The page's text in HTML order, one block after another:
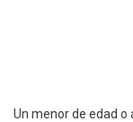
Un menor de edad